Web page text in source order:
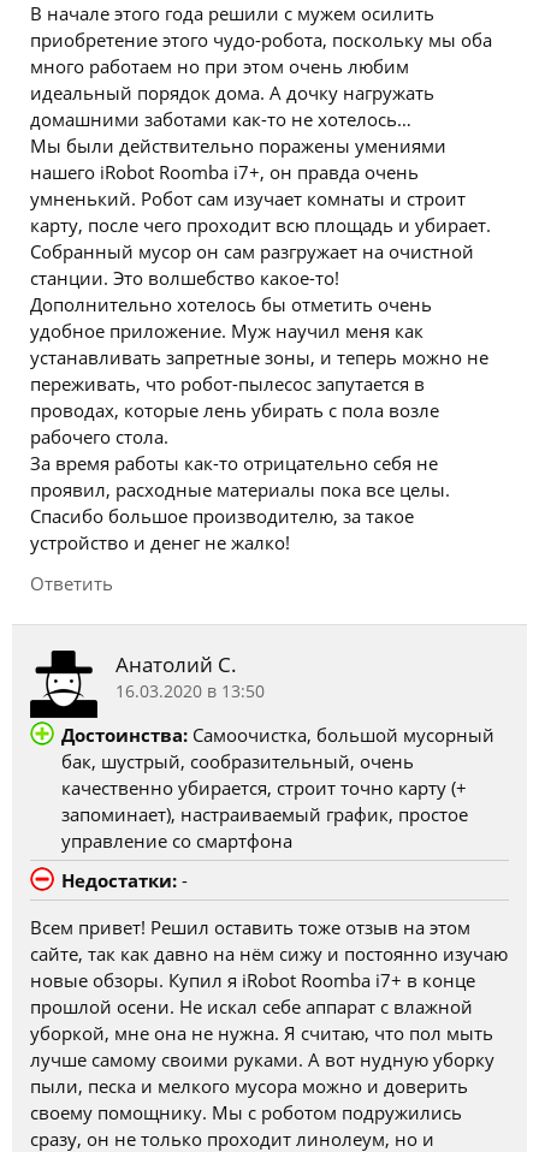
В начале этого года решили с мужем осилить
приобретение этого чудо-робота, поскольку мы оба
много работаем но при этом очень любим
идеальный порядок дома. А дочку нагружать
домашними заботами как-то не хотелось…
Мы были действительно поражены умениями
нашего iRobot Roomba i7+, он правда очень
умненький. Робот сам изучает комнаты и строит
карту, после чего проходит всю площадь и убирает.
Собранный мусор он сам разгружает на очистной
станции. Это волшебство какое-то!
Дополнительно хотелось бы отметить очень
удобное приложение. Муж научил меня как
устанавливать запретные зоны, и теперь можно не
переживать, что робот-пылесос запутается в
проводах, которые лень убирать с пола возле
рабочего стола.
За время работы как-то отрицательно себя не
проявил, расходные материалы пока все целы.
Спасибо большое производителю, за такое
устройство и денег не жалко!
Ответить
Анатолий С.
16.03.2020 в 13:50
Достоинства: Самоочистка, большой мусорный
бак, шустрый, сообразительный, очень
качественно убирается, строит точно карту (+
запоминает), настраиваемый график, простое
управление со смартфона
Недостатки:-
Всем привет! Решил оставить тоже отзыв на этом
сайте, так как давно на нём сижу и постоянно изучаю
новые обзоры. Купил я iRobot Roomba i7+ в конце
прошлой осени. Не искал себе аппарат с влажной
уборкой, мне она не нужна. Я считаю, что пол мыть
лучше самому своими руками. А вот нудную уборку
пыли, песка и мелкого мусора можно и доверить
своему помощнику. Мы с роботом подружились
сразу, он не только проходит линолеум, но и